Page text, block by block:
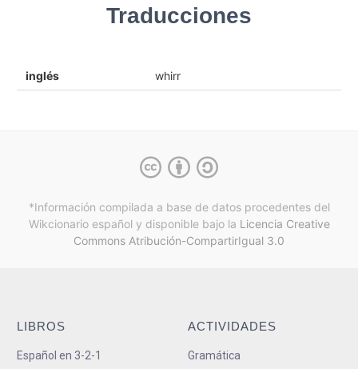
Traducciones
inglés whirr
*Información compilada a base de datos procedentes del
Wikcionario español y disponible bajo la Licencia Creative
Commons Atribución-CompartirIgual 3.0
LIBROS
Español en 3-2-1
ACTIVIDADES
Gramática